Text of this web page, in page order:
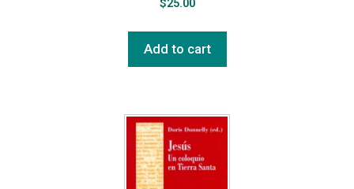
$25.00
Add to cart